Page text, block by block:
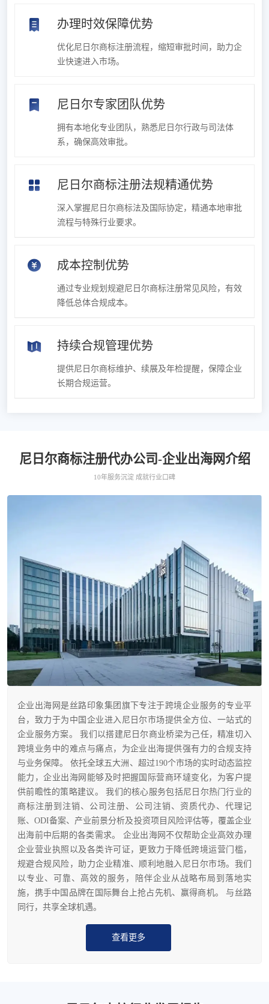
办理时效保障优势
优化尼日尔商标注册流程，缩短审批时间，助力企
业快速进入市场。
尼日尔专家团队优势
拥有本地化专业团队，熟悉尼日尔行政与司法体
系，确保高效审批。
尼日尔商标注册法规精通优势
深入掌握尼日尔商标法及国际协定，精通本地审批
流程与特殊行业要求。
成本控制优势
通过专业规划规避尼日尔商标注册常见风险，有效
降低总体合规成本。
持续合规管理优势
提供尼日尔商标维护、续展及年检提醒，保障企业
长期合规运营。
尼日尔商标注册代办公司-企业出海网介绍
10年服务沉淀 成就行业口碑
企业出海网是丝路印象集团旗下专注于跨境企业服务的专业平
台，致力于为中国企业进入尼日尔市场提供全方位、一站式的
企业服务方案。 我们以搭建尼日尔商业桥梁为己任，精准切入
跨境业务中的难点与痛点，为企业出海提供强有力的合规支持
与业务保障。 依托全球五大洲、超过190个市场的实时动态监控
能力，企业出海网能够及时把握国际营商环墶变化，为客户提
供前瞻性的策略建议。 我们的核心服务包括尼日尔热门行业的
商标注册到注销、公司注册、公司注销、资质代办、代理记
账、ODI备案、产业前景分析及投资项目风险评估等，覆盖企业
出海前中后期的各类需求。 企业出海网不仅帮助企业高效办理
企业营业执照以及各类许可证，更致力于降低跨境运营门槛，
规避合规风险，助力企业精准、顺利地融入尼日尔市场。我们
以专业、可靠、高效的服务，陪伴企业从战略布局到落地实
施，携手中国品牌在国际舞台上抢占先机、赢得商机。 与丝路
同行，共享全球机遇。
查看更多